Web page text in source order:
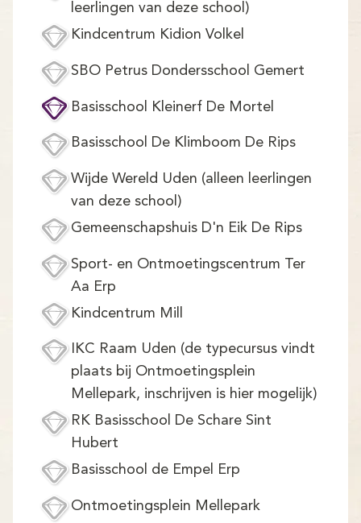
leerlingen van deze school)
Kindcentrum Kidion Volkel
SBO Petrus Dondersschool Gemert
Basisschool Kleinerf De Mortel
Basisschool De Klimboom De Rips
Wijde Wereld Uden (alleen leerlingen
van deze school)
Gemeenschapshuis D'n Eik De Rips
Sport- en Ontmoetingscentrum Ter
Aa Erp
Kindcentrum Mill
IKC Raam Uden (de typecursus vindt
plaats bij Ontmoetingsplein
Mellepark, inschrijven is hier mogelijk)
RK Basisschool De Schare Sint
Hubert
Basisschool de Empel Erp
Ontmoetingsplein Mellepark